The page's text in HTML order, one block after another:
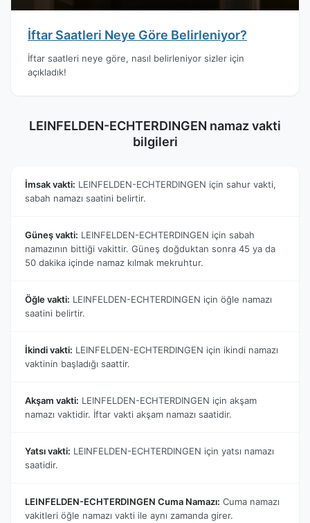
İftar Saatleri Neye Göre Belirleniyor?
İftar saatleri neye göre, nasıl belirleniyor sizler için
açıkladık!
LEINFELDEN-ECHTERDINGEN namaz vakti
bilgileri
İmsak vakti: LEINFELDEN-ECHTERDINGEN için sahur vakti,
sabah namazı saatini belirtir.
Güneş vakti: LEINFELDEN-ECHTERDINGEN için sabah
namazının bittiği vakittir. Güneş doğduktan sonra 45 ya da
50 dakika içinde namaz kılmak mekruhtur.
Öğle vakti: LEINFELDEN-ECHTERDINGEN için öğle namazı
saatini belirtir.
İkindi vakti: LEINFELDEN-ECHTERDINGEN için ikindi namazı
vaktinin başladığı saattir.
Akşam vakti: LEINFELDEN-ECHTERDINGEN için akşam
namazı vaktidir. İftar vakti akşam namazı saatidir.
Yatsı vakti: LEINFELDEN-ECHTERDINGEN için yatsı namazı
saatidir.
LEINFELDEN-ECHTERDINGEN Cuma Namazı: Cuma namazı
vakitleri öğle namazı vakti ile aynı zamanda girer.